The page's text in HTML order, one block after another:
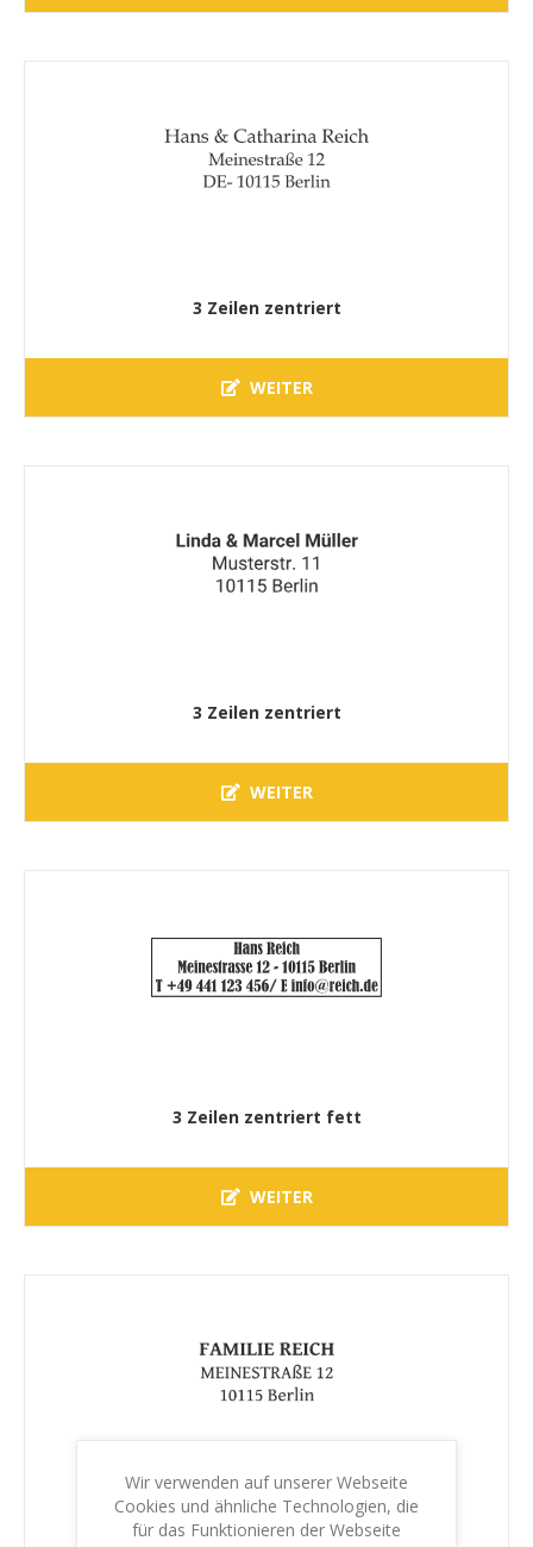
3 Zeilen zentriert
WEITER
3 Zeilen zentriert
WEITER
3 Zeilen zentriert fett
WEITER
3 Zeilen zentriert gross
Wir verwenden auf unserer Webseite
Cookies und ähnliche Technologien, die
für das Funktionieren der Webseite